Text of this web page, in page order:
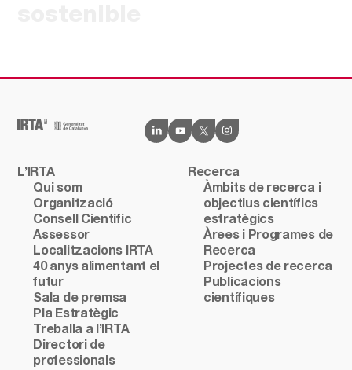
L’IRTA
Qui som
Organització
Consell Científic
Assessor
Localitzacions IRTA
40 anys alimentant el
futur
Sala de premsa
Pla Estratègic
Treballa a l’IRTA
Directori de
professionals
Recerca
Àmbits de recerca i
objectius científics
estratègics
Àrees i Programes de
Recerca
Projectes de recerca
Publicacions
científiques